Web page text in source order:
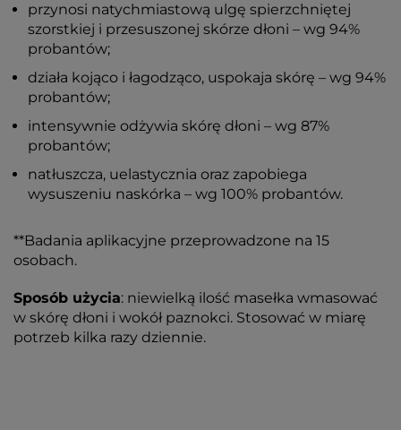
przynosi natychmiastową ulgę spierzchniętej
szorstkiej i przesuszonej skórze dłoni – wg 94%
probantów;
działa kojąco i łagodząco, uspokaja skórę – wg 94%
probantów;
intensywnie odżywia skórę dłoni – wg 87%
probantów;
natłuszcza, uelastycznia oraz zapobiega
wysuszeniu naskórka – wg 100% probantów.
**Badania aplikacyjne przeprowadzone na 15
osobach.
Sposób użycia: niewielką ilość masełka wmasować
w skórę dłoni i wokół paznokci. Stosować w miarę
potrzeb kilka razy dziennie.